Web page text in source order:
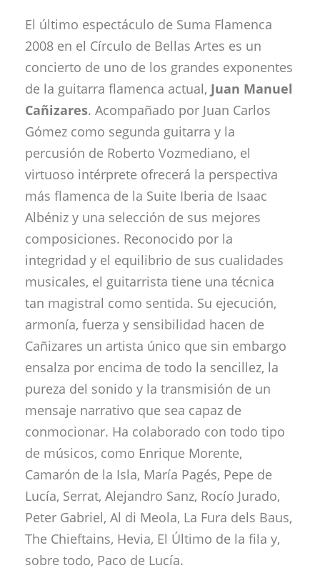
El último espectáculo de Suma Flamenca
2008 en el Círculo de Bellas Artes es un
concierto de uno de los grandes exponentes
de la guitarra flamenca actual, Juan Manuel
Cañizares. Acompañado por Juan Carlos
Gómez como segunda guitarra y la
percusión de Roberto Vozmediano, el
virtuoso intérprete ofrecerá la perspectiva
más flamenca de la Suite Iberia de Isaac
Albéniz y una selección de sus mejores
composiciones. Reconocido por la
integridad y el equilibrio de sus cualidades
musicales, el guitarrista tiene una técnica
tan magistral como sentida. Su ejecución,
armonía, fuerza y sensibilidad hacen de
Cañizares un artista único que sin embargo
ensalza por encima de todo la sencillez, la
pureza del sonido y la transmisión de un
mensaje narrativo que sea capaz de
conmocionar. Ha colaborado con todo tipo
de músicos, como Enrique Morente,
Camarón de la Isla, María Pagés, Pepe de
Lucía, Serrat, Alejandro Sanz, Rocío Jurado,
Peter Gabriel, Al di Meola, La Fura dels Baus,
The Chieftains, Hevia, El Último de la fila y,
sobre todo, Paco de Lucía.